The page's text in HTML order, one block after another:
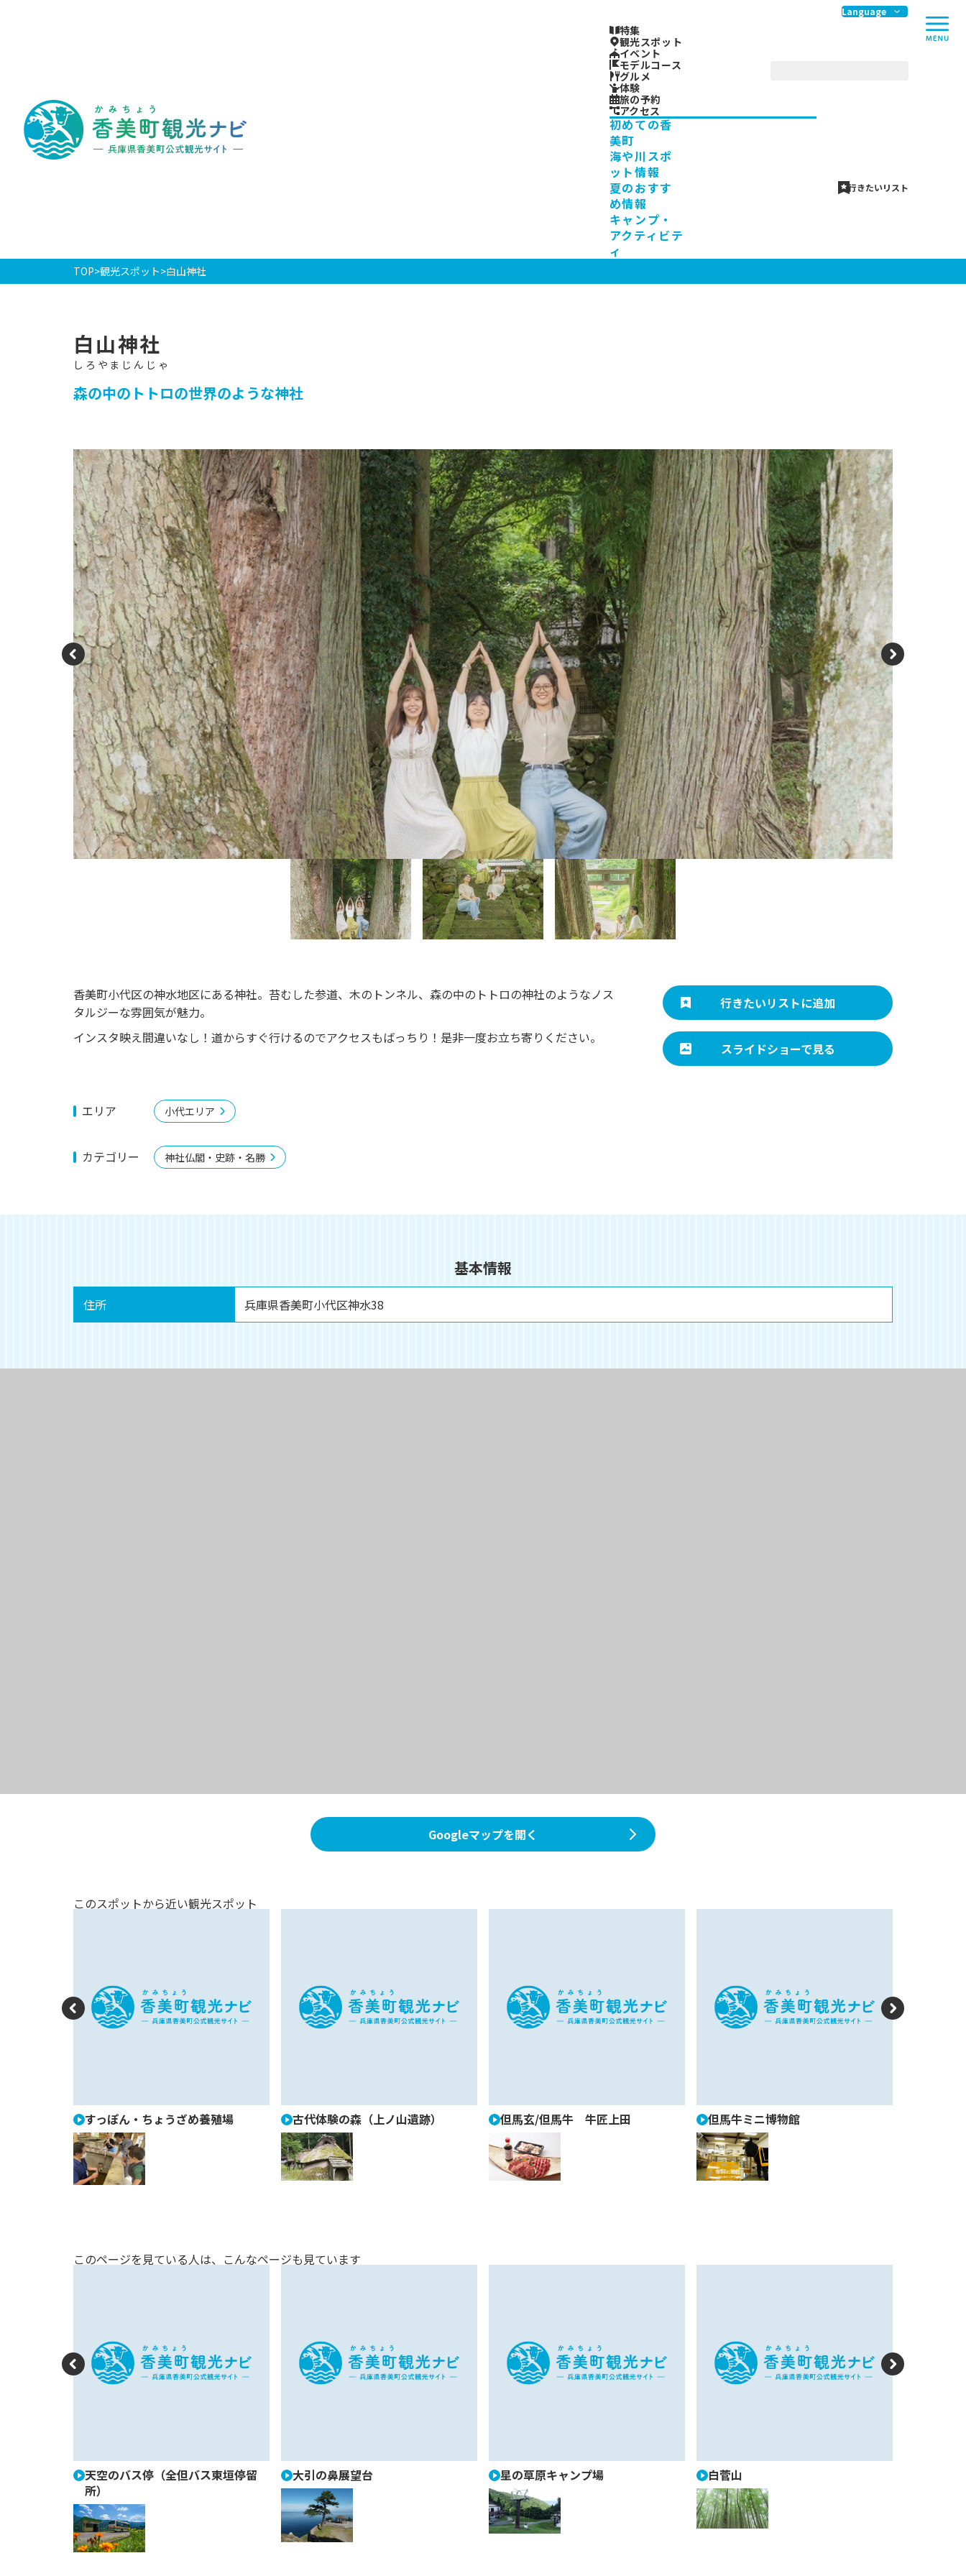
香
美
町
観
光
美
町
公
式
観
光
サ
Language
行きたいリスト
特集
観光スポット
イベント
モデルコース
グルメ
体験
旅の予約
アクセス
初めての香
美町
海や川スポ
ット情報
夏のおすす
め情報
キャンプ・
アクティビテ
ィ
TOP 観光スポット 白山神社
白山神社
森の中のトトロの世界のような神社
P
re
vi
o
u
s
N
e
xt
香美町小代区の神水地区にある神社。苔むした参道、木のトンネル、森の中のトトロの神社のようなノス
タルジーな雰囲気が魅力。
インスタ映え間違いなし！道からすぐ行けるのでアクセスもばっちり！是非一度お立ち寄りください。
エリア 小代エリア
カテゴリー 神社仏閣・史跡・名勝
行きたいリストに追加
スライドショーで見る
基本情報
住所 兵庫県香美町小代区神水38
Googleマップを開く
このスポットから近い観光スポット
o
u
s
すっぽん・ちょうざめ養殖場 古代体験の森（上ノ山遺跡） 但馬玄/但馬牛 牛匠上田 但馬牛ミニ博物館
このページを見ている人は、 こんなページも見ています
o
u
s
天空のバス停（全但バス東垣停留
所）
大引の鼻展望台 星の草原キャンプ場 白菅山